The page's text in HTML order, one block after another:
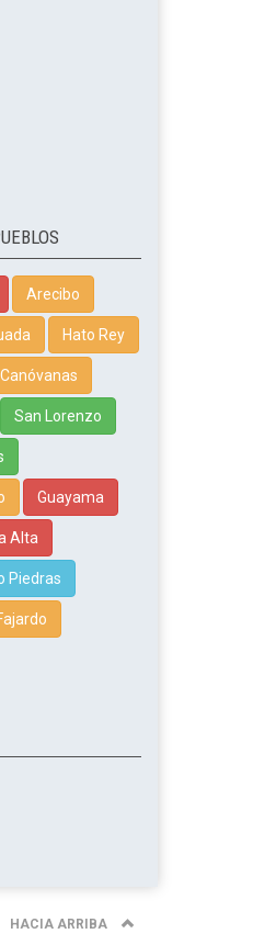
Arecibo
Hato Rey
Canóvanas
San Lorenzo
Guayama
Alta
Piedras
HACIA ARRIBA